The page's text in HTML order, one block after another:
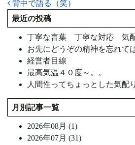
投稿ナビゲーショ
背中で語る（笑）
最近の投稿
丁寧な言葉 丁寧な対応 気
お先にどうぞの精神を忘れて
経営者目線
最高気温４０度～。。
人間性ってちょっとした気配
月別記事一覧
2026年08月 (1)
2026年07月 (31)